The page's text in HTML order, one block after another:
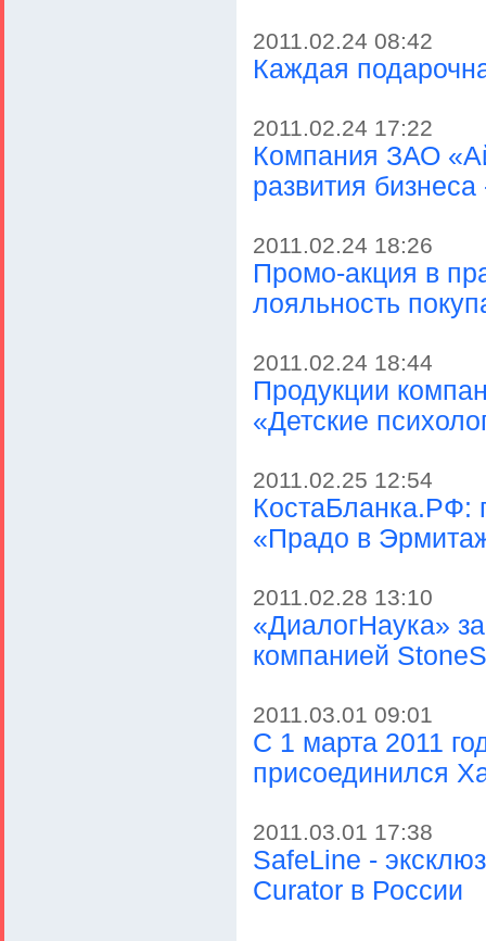
2011.02.24 08:42
Каждая
2011.02.24 17:22
Компания ЗАО
развития бизнеса
2011.02.24 18:26
Промо-акция в
лояльность
2011.02.24 18:44
Продукции
«Детские
2011.02.25 12:54
КостаБланка.РФ:
«Прадо в
2011.02.28 13:10
«ДиалогНаука»
компанией
2011.03.01 09:01
С 1 марта 2011
присоединился
2011.03.01 17:38
SafeLine -
Curator в России